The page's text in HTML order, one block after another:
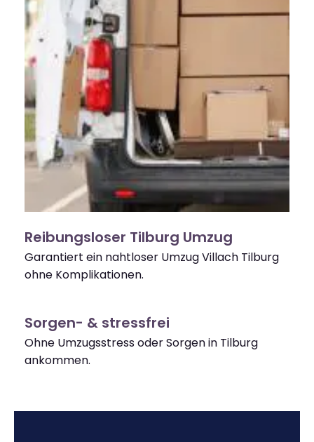
Reibungsloser Tilburg Umzug
Garantiert ein nahtloser Umzug Villach Tilburg
ohne Komplikationen.
Sorgen- & stressfrei
Ohne Umzugsstress oder Sorgen in Tilburg
ankommen.